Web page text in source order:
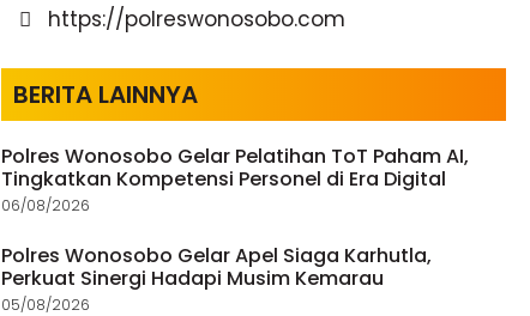
https://polreswonosobo.com
BERITA LAINNYA
Polres Wonosobo Gelar Pelatihan ToT Paham AI,
Tingkatkan Kompetensi Personel di Era Digital
06/08/2026
Polres Wonosobo Gelar Apel Siaga Karhutla,
Perkuat Sinergi Hadapi Musim Kemarau
05/08/2026